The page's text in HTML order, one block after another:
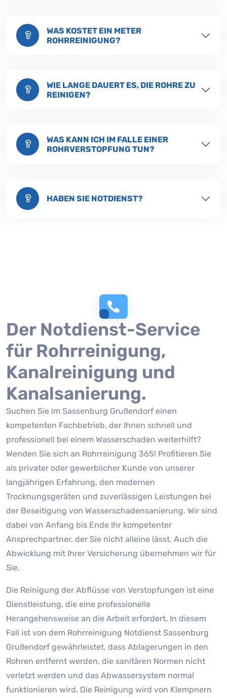
WAS KOSTET EIN METER
ROHRREINIGUNG?
WIE LANGE DAUERT ES, DIE ROHRE ZU
REINIGEN?
WAS KANN ICH IM FALLE EINER
ROHRVERSTOPFUNG TUN?
HABEN SIE NOTDIENST?
Der Notdienst-Service
für Rohrreinigung,
Kanalreinigung und
Kanalsanierung.
Suchen Sie im Sassenburg Grußendorf einen
kompetenten Fachbetrieb, der Ihnen schnell und
professionell bei einem Wasserschaden weiterhilft?
Wenden Sie sich an Rohrreinigung 365! Profitieren Sie
als privater oder gewerblicher Kunde von unserer
langjährigen Erfahrung, den modernen
Trocknungsgeräten und zuverlässigen Leistungen bei
der Beseitigung von Wasserschadensanierung. Wir sind
dabei von Anfang bis Ende Ihr kompetenter
Ansprechpartner, der Sie nicht alleine lässt. Auch die
Abwicklung mit Ihrer Versicherung übernehmen wir für
Sie.
Die Reinigung der Abflüsse von Verstopfungen ist eine
Dienstleistung, die eine professionelle
Herangehensweise an die Arbeit erfordert. In diesem
Fall ist von dem Rohrreinigung Notdienst Sassenburg
Grußendorf gewährleistet, dass Ablagerungen in den
Rohren entfernt werden, die sanitären Normen nicht
verletzt werden und das Abwassersystem normal
funktionieren wird. Die Reinigung wird von Klempnern